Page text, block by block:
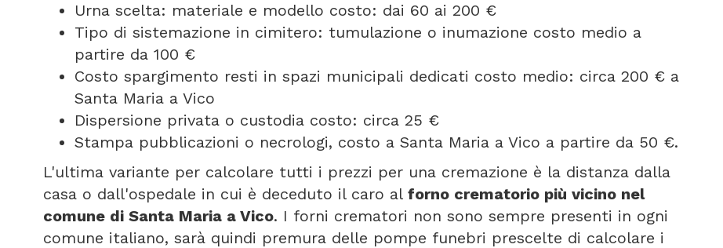
Urna scelta: materiale e modello costo: dai 60 ai 200 €
Tipo di sistemazione in cimitero: tumulazione o inumazione costo medio a
partire da 100 €
Costo spargimento resti in spazi municipali dedicati costo medio: circa 200 € a
Santa Maria a Vico
Dispersione privata o custodia costo: circa 25 €
Stampa pubblicazioni o necrologi, costo a Santa Maria a Vico a partire da 50 €.
L'ultima variante per calcolare tutti i prezzi per una cremazione è la distanza dalla
casa o dall'ospedale in cui è deceduto il caro al forno crematorio più vicino nel
comune di Santa Maria a Vico. I forni crematori non sono sempre presenti in ogni
comune italiano, sarà quindi premura delle pompe funebri prescelte di calcolare i